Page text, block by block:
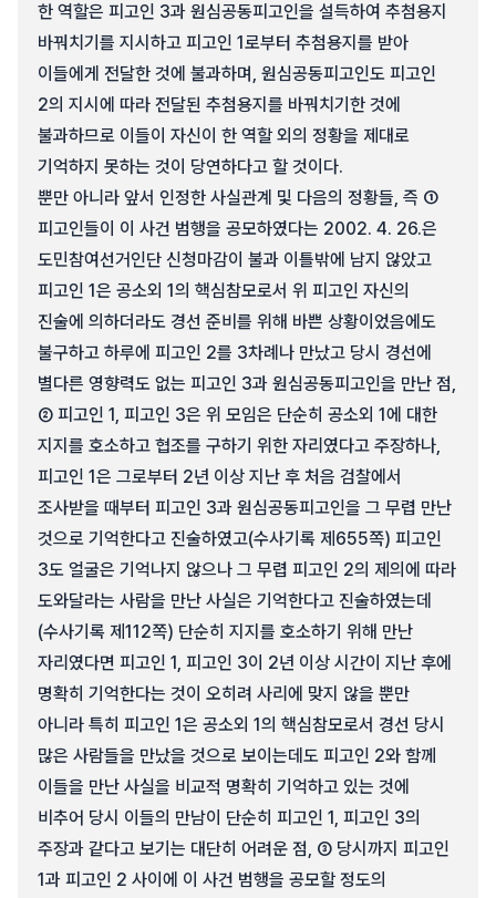
한 역할은 피고인 3과 원심공동피고인을 설득하여 추첨용지
바꿔치기를 지시하고 피고인 1로부터 추첨용지를 받아
이들에게 전달한 것에 불과하며, 원심공동피고인도 피고인
2의 지시에 따라 전달된 추첨용지를 바꿔치기한 것에
불과하므로 이들이 자신이 한 역할 외의 정황을 제대로
기억하지 못하는 것이 당연하다고 할 것이다.
뿐만 아니라 앞서 인정한 사실관계 및 다음의 정황들, 즉 ①
피고인들이 이 사건 범행을 공모하였다는 2002. 4. 26.은
도민참여선거인단 신청마감이 불과 이틀밖에 남지 않았고
피고인 1은 공소외 1의 핵심참모로서 위 피고인 자신의
진술에 의하더라도 경선 준비를 위해 바쁜 상황이었음에도
불구하고 하루에 피고인 2를 3차례나 만났고 당시 경선에
별다른 영향력도 없는 피고인 3과 원심공동피고인을 만난 점,
② 피고인 1, 피고인 3은 위 모임은 단순히 공소외 1에 대한
지지를 호소하고 협조를 구하기 위한 자리였다고 주장하나,
피고인 1은 그로부터 2년 이상 지난 후 처음 검찰에서
조사받을 때부터 피고인 3과 원심공동피고인을 그 무렵 만난
것으로 기억한다고 진술하였고(수사기록 제655쪽) 피고인
3도 얼굴은 기억나지 않으나 그 무렵 피고인 2의 제의에 따라
도와달라는 사람을 만난 사실은 기억한다고 진술하였는데
(수사기록 제112쪽) 단순히 지지를 호소하기 위해 만난
자리였다면 피고인 1, 피고인 3이 2년 이상 시간이 지난 후에
명확히 기억한다는 것이 오히려 사리에 맞지 않을 뿐만
아니라 특히 피고인 1은 공소외 1의 핵심참모로서 경선 당시
많은 사람들을 만났을 것으로 보이는데도 피고인 2와 함께
이들을 만난 사실을 비교적 명확히 기억하고 있는 것에
비추어 당시 이들의 만남이 단순히 피고인 1, 피고인 3의
주장과 같다고 보기는 대단히 어려운 점, ③ 당시까지 피고인
1과 피고인 2 사이에 이 사건 범행을 공모할 정도의